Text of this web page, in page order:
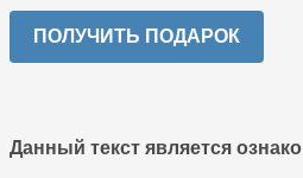
ПОЛУЧИТЬ ПОДАРОК
Данный текст является